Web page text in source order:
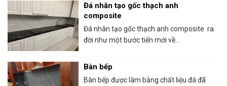
Đá nhân tạo gốc thạch anh
composite
Đá nhân tạo gốc thạch anh composite ra
đời như một bước tiến mới về...
Bàn bếp
Bàn bếp được làm bằng chất liệu đá đã